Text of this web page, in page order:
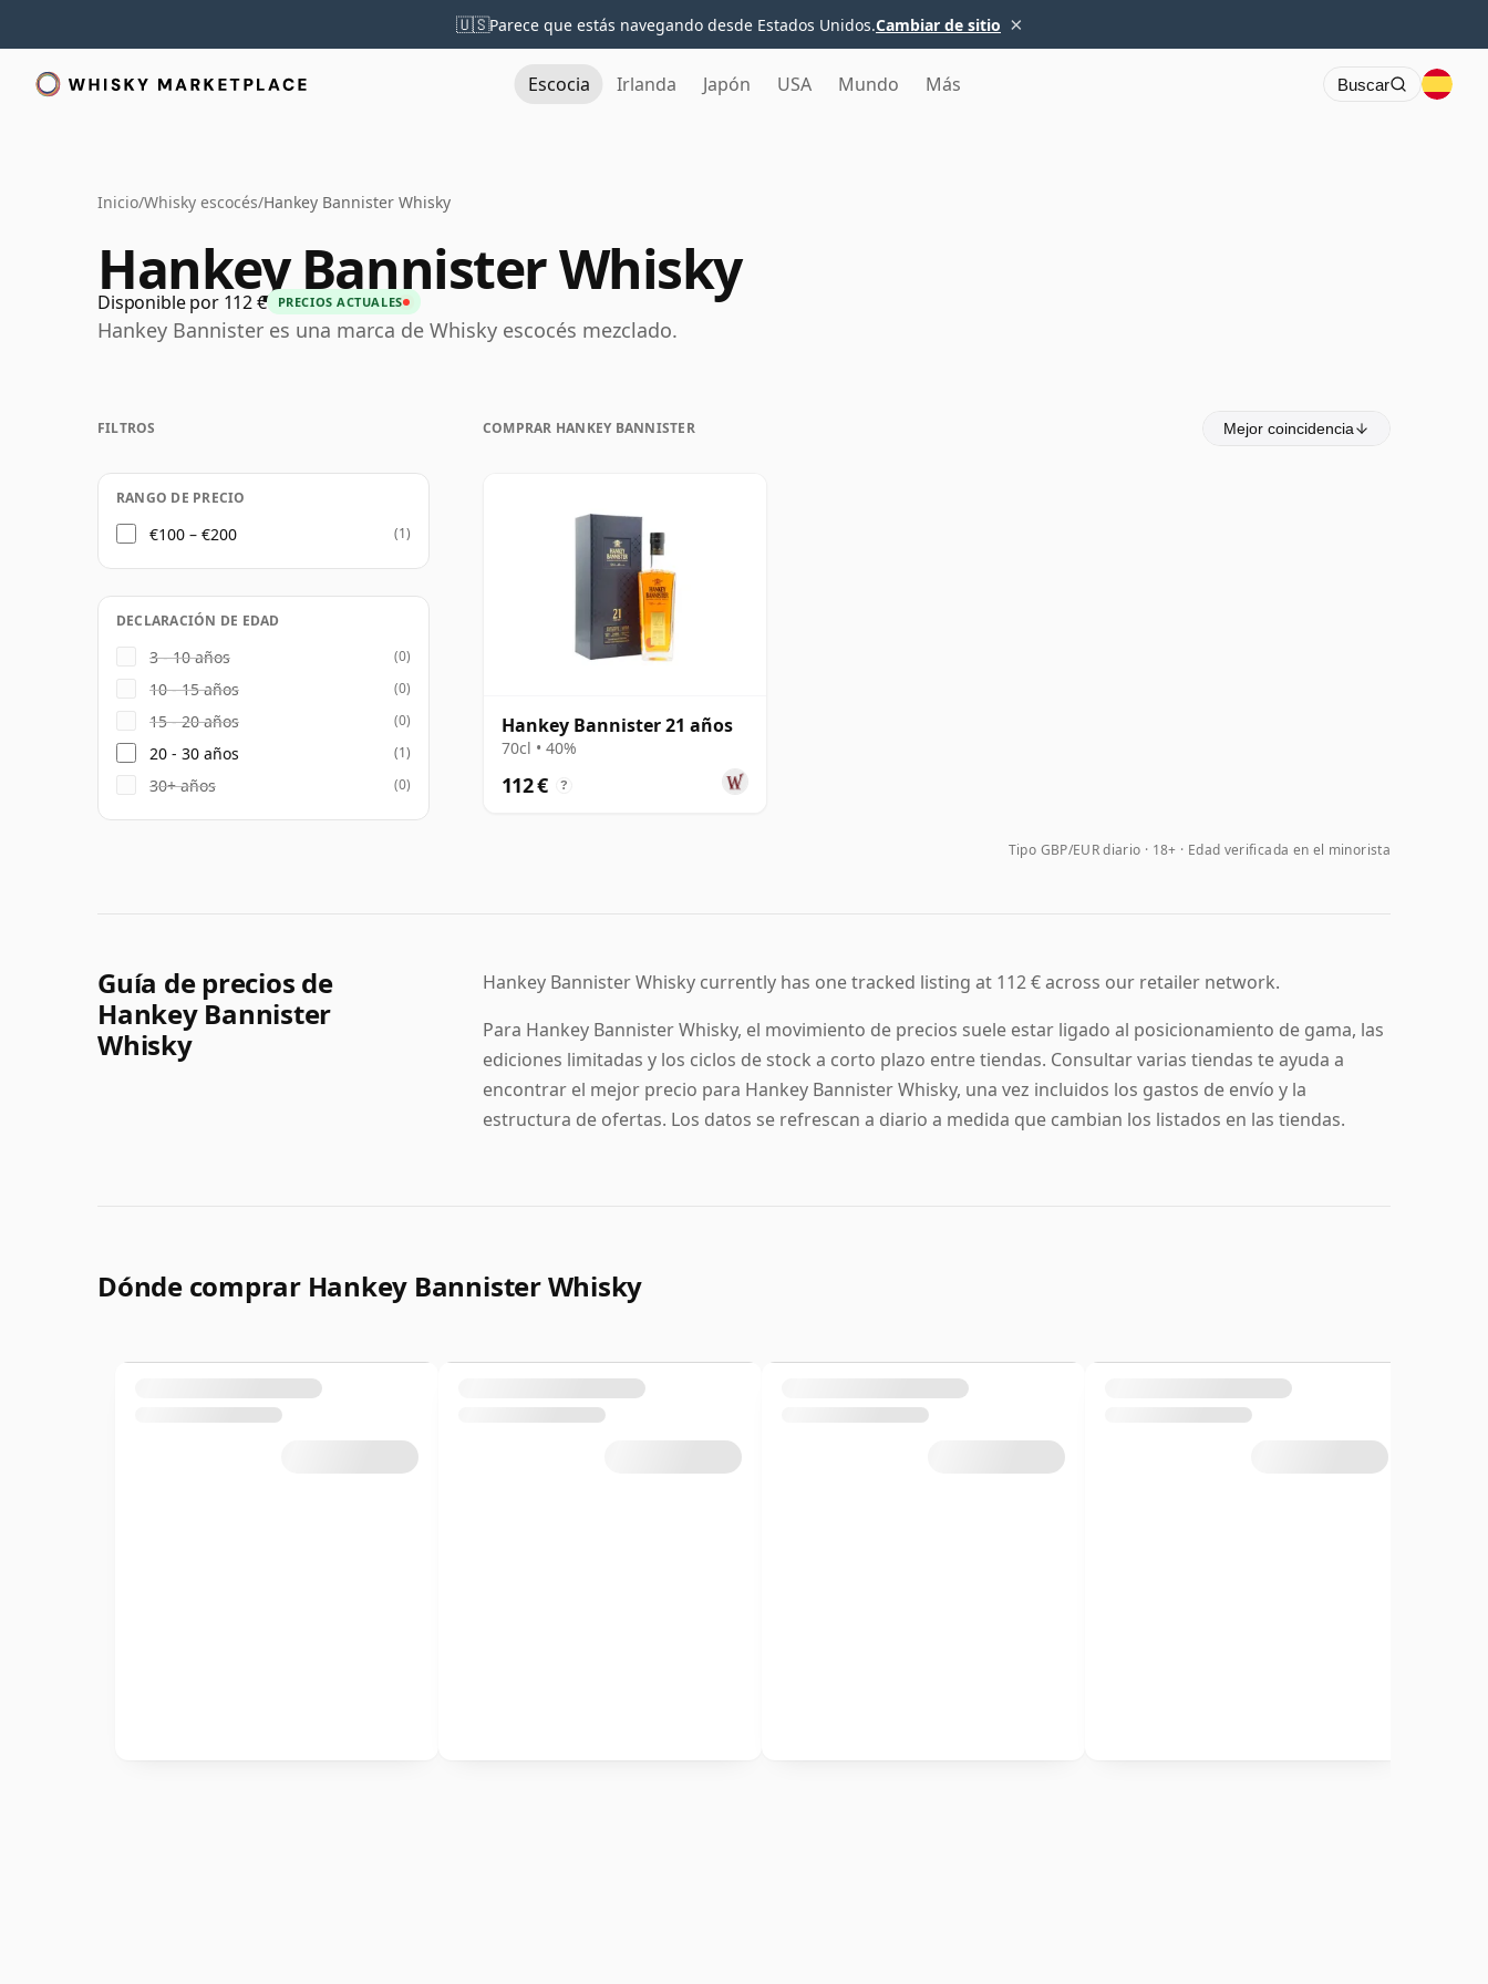
🇺🇸Parece que estás navegando desde Estados Unidos.Cambiar de sitio ×
Escocia Irlanda Japón USA Mundo Más Buscar
Inicio/Whisky escocés/Hankey Bannister Whisky
Hankey Bannister Whisky
Disponible por 112 € PRECIOS ACTUALES
Hankey Bannister es una marca de Whisky escocés mezclado.
COMPRAR HANKEY BANNISTER Mejor coincidencia
Hankey Bannister 21 años
70cl • 40%
112 € ?
Tipo GBP/EUR diario 18+ · Edad verificada en el minorista
FILTROS
RANGO DE PRECIO
€100 – €200 (1)
DECLARACIÓN DE EDAD
3 - 10 años (0)
10 - 15 años (0)
15 - 20 años (0)
20 - 30 años (1)
30+ años (0)
Guía de precios de
Hankey Bannister
Whisky
Hankey Bannister Whisky currently has one tracked listing at 112 € across our retailer network.
Para Hankey Bannister Whisky, el movimiento de precios suele estar ligado al posicionamiento de gama, las
ediciones limitadas y los ciclos de stock a corto plazo entre tiendas. Consultar varias tiendas te ayuda a
encontrar el mejor precio para Hankey Bannister Whisky, una vez incluidos los gastos de envío y la
estructura de ofertas. Los datos se refrescan a diario a medida que cambian los listados en las tiendas.
Dónde comprar Hankey Bannister Whisky